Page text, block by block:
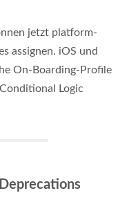
jetzt platform-
assignen. iOS und
On-Boarding-Profile
Logic